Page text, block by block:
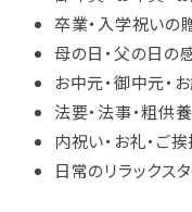
卒業・入学祝いの
母の日・父の日の
お中元・御中元・
法要・法事・粗供
内祝い・お礼・ご
日常のリラックス